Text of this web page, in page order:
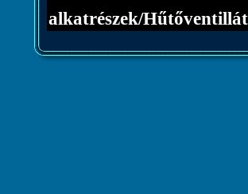
alkatrészek/